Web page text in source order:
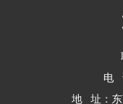
电
地 址：东